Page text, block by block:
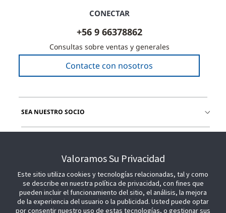
CONECTAR
+56 9 66378862
Consultas sobre ventas y generales
Contacte con nosotros
SEA NUESTRO SOCIO
Valoramos Su Privacidad
Este sitio utiliza cookies y tecnologías relacionadas, tal y como
se describe en nuestra política de privacidad, con fines que
pueden incluir el funcionamiento del sitio, el análisis, la mejora
de la experiencia del usuario o la publicidad. Usted puede optar
por consentir nuestro uso de estas tecnologías, o gestionar sus